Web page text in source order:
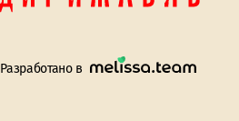
Разработано в